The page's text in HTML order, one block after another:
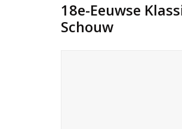
18e-Eeuwse
Schouw